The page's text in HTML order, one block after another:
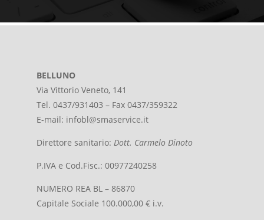
BELLUNO
Via Vittorio Veneto, 141
Tel. 0437/931403 – Fax 0437/359322
E-mail: infobl@smaservice.it
Direttore sanitario:Dott. Carmelo Dinoto
P.IVA e Cod.Fisc.: 00977240258
NUMERO REA BL – 86870
Capitale Sociale 100.000,00 € i.v.